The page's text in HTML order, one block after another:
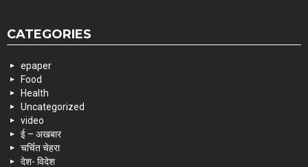
CATEGORIES
epaper
Food
Health
Uncategorized
video
ई – अखबार
चर्चित चेहरा
देश- विदेश